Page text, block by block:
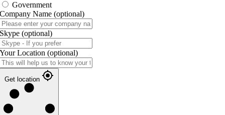
Government
Company Name (optional)
Skype (optional)
Your Location (optional)
Get location